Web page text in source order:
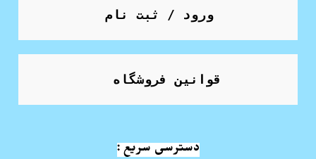
ورود / ثبت نام
قوانین فروشگاه
دسترسی سریع :